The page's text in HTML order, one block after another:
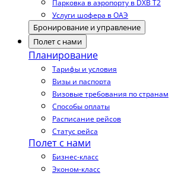
Парковка в аэропорту в DXB T2
Услуги шофера в ОАЭ
Бронирование и управление
Полет с нами
Планирование
Тарифы и условия
Визы и паспорта
Визовые требования по странам
Способы оплаты
Расписание рейсов
Статус рейса
Полет с нами
Бизнес-класс
Эконом-класс